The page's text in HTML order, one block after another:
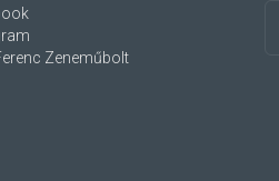
Zeneműbolt